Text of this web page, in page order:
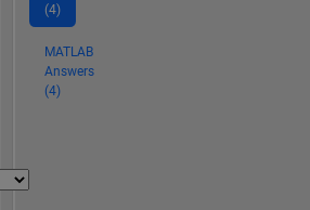
(4)
MATLAB
Answers
(4)